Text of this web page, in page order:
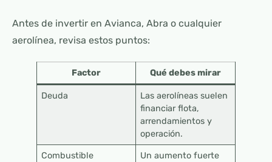
Antes de invertir en Avianca, Abra o cualquier
aerolínea, revisa estos puntos:
Factor Qué debes mirar
Deuda
Las aerolíneas suelen
financiar flota,
arrendamientos y
operación.
Combustible
Un aumento fuerte